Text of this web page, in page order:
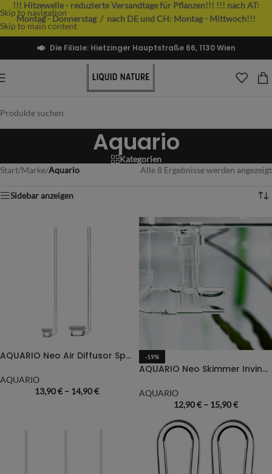
Skip to navigation
Skip to main content
!!! Hitzewelle - reduzierte Versandtage für Pflanzen!!! !!! nach AT:
Montag - Donnerstag / nach DE und CH: Montag - Mittwoch!!!
Die Filiale: Hietzinger Hauptstraße 66, 1130 Wien
Aquario
Kategorien
Start/Marke/Aquario Alle 8 Ergebnisse werden angezeigt
Sidebar anzeigen
AQUARIO Neo Air Diffusor Special Type
AQUARIO
13,90€– 14,90€
-19%
AQUARIO Neo Skimmer Invincible
AQUARIO
12,90€– 15,90€